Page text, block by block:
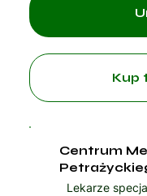
Kup
Centrum
Lekarze